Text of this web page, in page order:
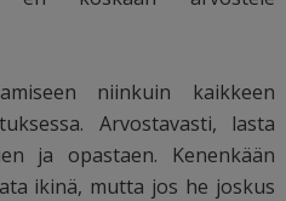
niinkuin kaikkeen
Arvostavasti, lasta
ja opastaen. Kenenkään
ikinä, mutta jos he joskus